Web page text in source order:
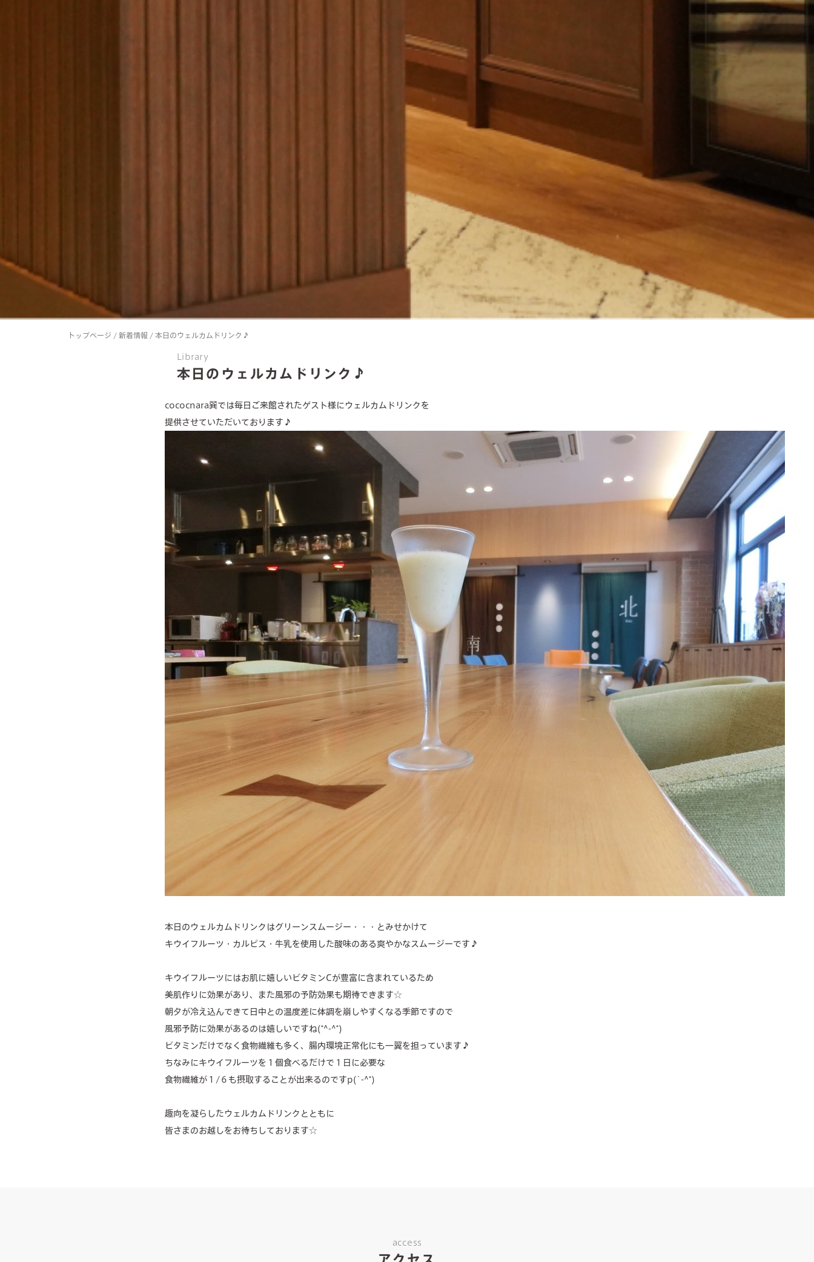
facilities
members lounge
トップページ / 新着情報 / 本日のウェルカムドリンク♪
Library
本日のウェルカムドリンク♪
cococnara巽では毎日ご来館されたゲスト様にウェルカムドリンクを
提供させていただいております♪
本日のウェルカムドリンクはグリーンスムージー・・・とみせかけて
キウイフルーツ・カルピス・牛乳を使用した酸味のある爽やかなスムージーです♪
キウイフルーツにはお肌に嬉しいビタミンCが豊富に含まれているため
美肌作りに効果があり、また風邪の予防効果も期待できます☆
朝夕が冷え込んできて日中との温度差に体調を崩しやすくなる季節ですので
風邪予防に効果があるのは嬉しいですね(*^-^*)
ビタミンだけでなく食物繊維も多く、腸内環境正常化にも一翼を担っています♪
ちなみにキウイフルーツを１個食べるだけで１日に必要な
食物繊維が１/６も摂取することが出来るのですp(`-^*)
趣向を凝らしたウェルカムドリンクとともに
皆さまのお越しをお待ちしております☆
access